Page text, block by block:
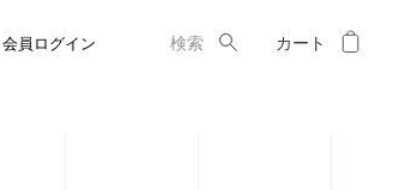
会員ログイン